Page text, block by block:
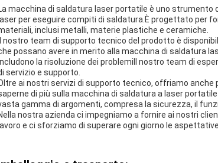
macchina di saldatura laser portatile è uno
per eseguire compiti di saldatura.È progettato per
inclusi metalli, materie plastiche e ceramiche.
nostro team di supporto tecnico del prodotto è
possano avere in merito alla macchina di saldatura
la risoluzione dei problemiIl nostro team di
servizio e supporto.
ai nostri servizi di supporto tecnico, offriamo
di più sulla macchina di saldatura a laser
gamma di argomenti, compresa la sicurezza, il
nostra azienda ci impegniamo a fornire ai nostri
e ci sforziamo di superare ogni giorno le